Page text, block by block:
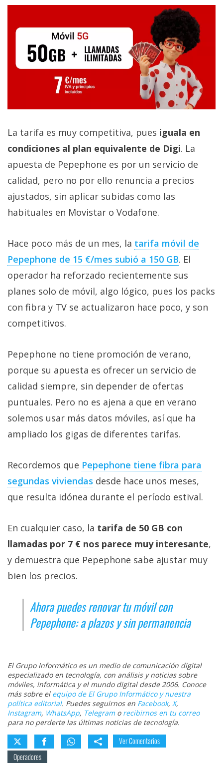
La tarifa es muy competitiva, pues iguala en
condiciones al plan equivalente de Digi. La
apuesta de Pepephone es por un servicio de
calidad, pero no por ello renuncia a precios
ajustados, sin aplicar subidas como las
habituales en Movistar o Vodafone.
Hace poco más de un mes, la tarifa móvil de
Pepephone de 15 €/mes subió a 150 GB‎. El
operador ha reforzado recientemente sus
planes solo de móvil, algo lógico, pues los packs
con fibra y TV se actualizaron hace poco, y son
competitivos.
Pepephone no tiene promoción de verano,
porque su apuesta es ofrecer un servicio de
calidad siempre, sin depender de ofertas
puntuales. Pero no es ajena a que en verano
solemos usar más datos móviles, así que ha
ampliado los gigas de diferentes tarifas.
Recordemos que Pepephone tiene fibra para
segundas viviendas‎ desde hace unos meses,
que resulta idónea durante el período estival.
En cualquier caso, la tarifa de 50 GB con
llamadas por 7 € nos parece muy interesante,
y demuestra que Pepephone sabe ajustar muy
bien los precios.
Ahora puedes renovar tu móvil con
Pepephone: a plazos y sin permanencia
El Grupo Informático es un medio de comunicación digital
especializado en tecnología, con análisis y noticias sobre
móviles, informática y el mundo digital desde 2006. Conoce
más sobre el equipo de El Grupo Informático y nuestra
política editorial. Puedes seguirnos en Facebook, X,
Instagram, WhatsApp, Telegramo recibirnos en tu correo
para no perderte las últimas noticias de tecnología.
Ver Comentarios
Operadores